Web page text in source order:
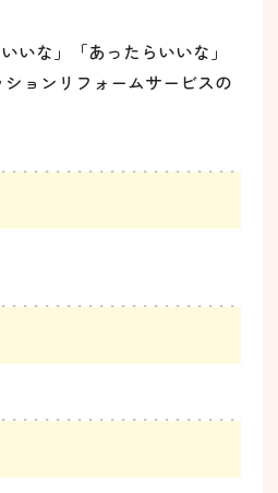
いな」「あったらいいな」
ョンリフォームサービスの